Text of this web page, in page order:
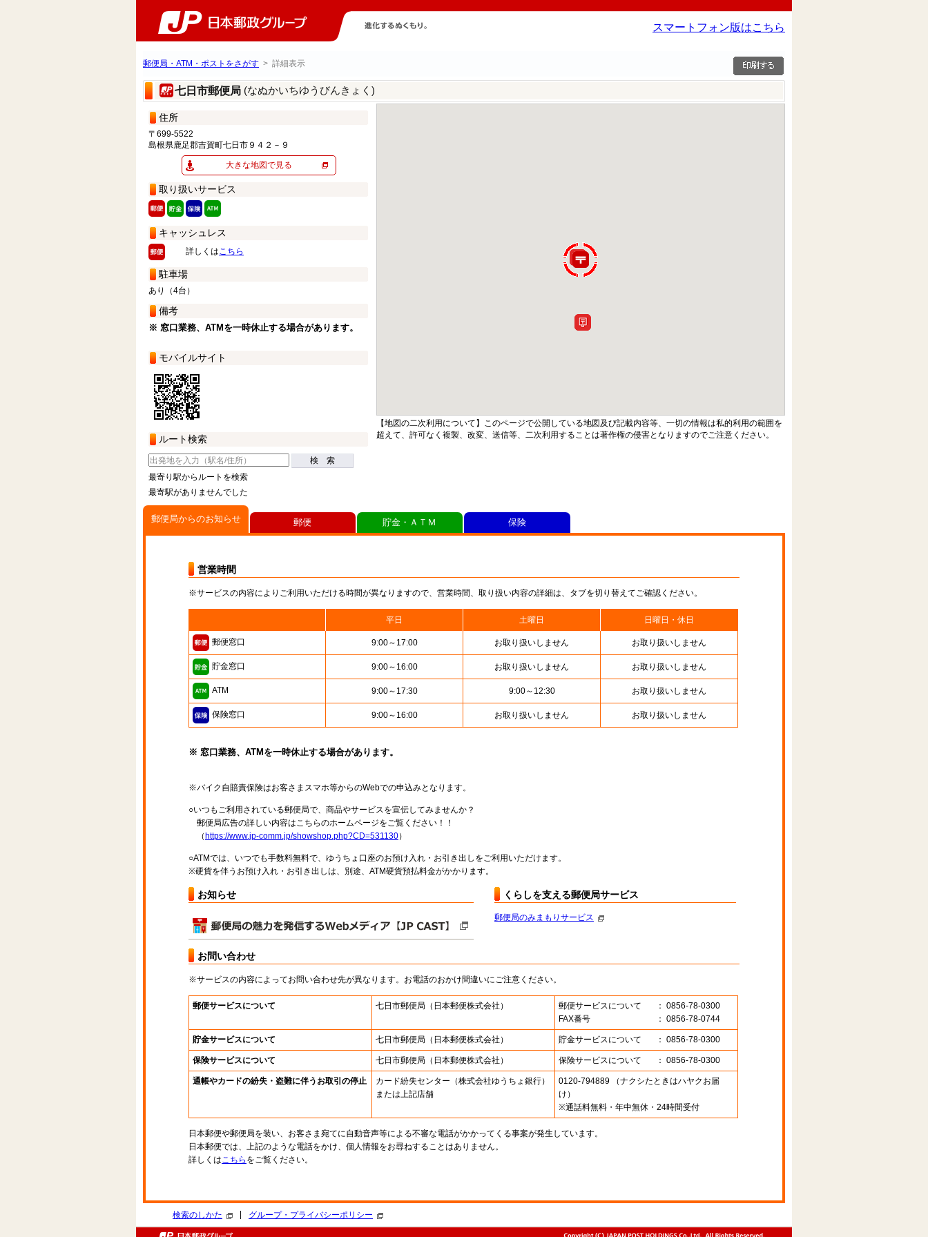
スマートフォン版はこちら
郵便局・ATM・ポストをさがす > 詳細表示
七日市郵便局 (なぬかいちゆうびんきょく)
住所
〒699-5522
島根県鹿足郡吉賀町七日市９４２－９
大きな地図で見る
取り扱いサービス
キャッシュレス
詳しくはこちら
駐車場
あり（4台）
備考
※ 窓口業務、ATMを一時休止する場合があります。
モバイルサイト
ルート検索
検 索
最寄り駅からルートを検索
最寄駅がありませんでした
【地図の二次利用について】このページで公開している地図及び記載内容等、一切の情報は私的利用の範囲を
超えて、許可なく複製、改変、送信等、二次利用することは著作権の侵害となりますのでご注意ください。
郵便局からのお知らせ
営業時間
※サービスの内容によりご利用いただける時間が異なりますので、営業時間、取り扱い内容の詳細は、タブを切り替えてご確認ください。
平日 土曜日 日曜日・休日
郵便窓口 9:00～17:00 お取り扱いしません お取り扱いしません
貯金窓口 9:00～16:00 お取り扱いしません お取り扱いしません
ATM 9:00～17:30 9:00～12:30 お取り扱いしません
保険窓口 9:00～16:00 お取り扱いしません お取り扱いしません
※ 窓口業務、ATMを一時休止する場合があります。
※バイク自賠責保険はお客さまスマホ等からのWebでの申込みとなります。
○いつもご利用されている郵便局で、商品やサービスを宣伝してみませんか？
郵便局広告の詳しい内容はこちらのホームページをご覧ください！！
（ https://www.jp-comm.jp/showshop.php?CD=531130）
○ATMでは、いつでも手数料無料で、ゆうちょ口座のお預け入れ・お引き出しをご利用いただけます。
※硬貨を伴うお預け入れ・お引き出しは、別途、ATM硬貨預払料金がかかります。
お知らせ くらしを支える郵便局サービス
郵便局のみまもりサービス
お問い合わせ
※サービスの内容によってお問い合わせ先が異なります。お電話のおかけ間違いにご注意ください。
郵便サービスについて 七日市郵便局 （日本郵便株式会社） 郵便サービスについて
： 0856-78-0300
FAX番号
： 0856-78-0744
貯金サービスについて 七日市郵便局 （日本郵便株式会社） 貯金サービスについて ： 0856-78-0300
保険サービスについて 七日市郵便局 （日本郵便株式会社） 保険サービスについて ： 0856-78-0300
通帳やカードの紛失・盗難に伴うお取引の停止 カード紛失センター （株式会社ゆうちょ銀行）
または上記店舗
0120-794889 （ナクシたときはハヤクお届
け）
※通話料無料・年中無休・24時間受付
日本郵便や郵便局を装い、お客さま宛てに自動音声等による不審な電話がかかってくる事案が発生しています。
日本郵便では、上記のような電話をかけ、個人情報をお尋ねすることはありません。
詳しくはこちら をご覧ください。
郵便 貯金・ＡＴＭ 保険
検索のしかた グループ・プライバシーポリシー